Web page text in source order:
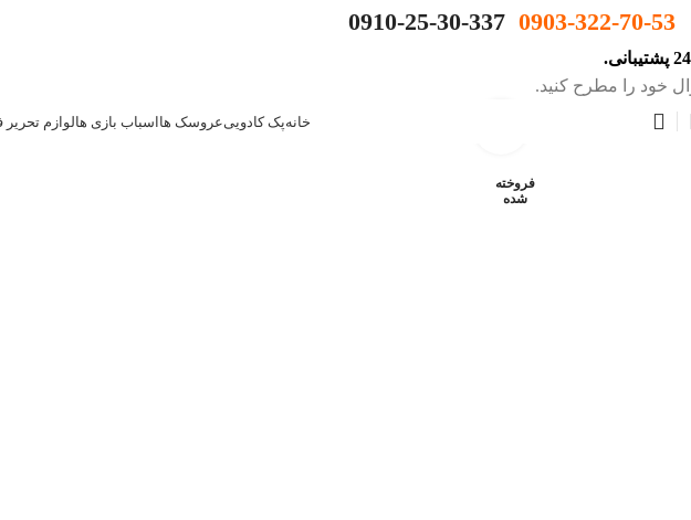
0903-322-70-53
خود را مطرح کنید.
خانهپک کادوییعروسک هااسباب بازی هالوازم تحریر
فروخته
شده
برای بزرگنمایی کلیک کنید